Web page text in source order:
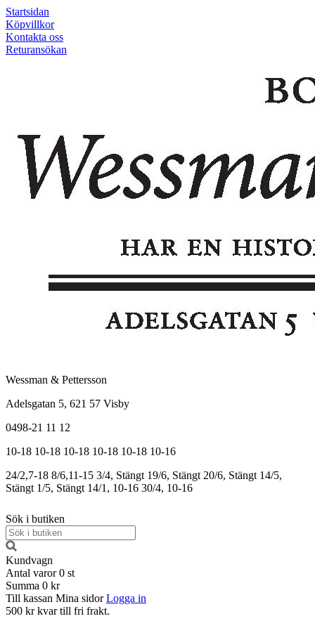
Startsidan
Köpvillkor
Kontakta oss
Returansökan
Wessman & Pettersson
Adelsgatan 5, 621 57 Visby
0498-21 11 12
10-18 10-18 10-18 10-18 10-18 10-16
24/2,7-18 8/6,11-15 3/4, Stängt 19/6, Stängt 20/6, Stängt 14/5,
Stängt 1/5, Stängt 14/1, 10-16 30/4, 10-16
Sök i butiken
Kundvagn
Antal varor 0 st
Summa 0 kr
Till kassan Mina sidor Logga in
500 kr kvar till fri frakt.